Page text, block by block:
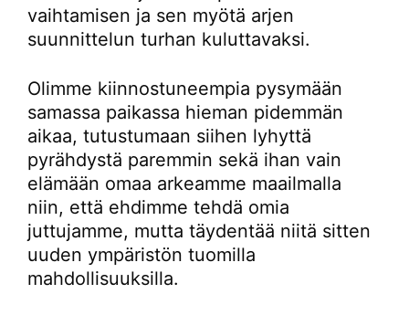
vaihtamisen ja sen myötä arjen
suunnittelun turhan kuluttavaksi.
Olimme kiinnostuneempia pysymään
samassa paikassa hieman pidemmän
aikaa, tutustumaan siihen lyhyttä
pyrähdystä paremmin sekä ihan vain
elämään omaa arkeamme maailmalla
niin, että ehdimme tehdä omia
juttujamme, mutta täydentää niitä sitten
uuden ympäristön tuomilla
mahdollisuuksilla.